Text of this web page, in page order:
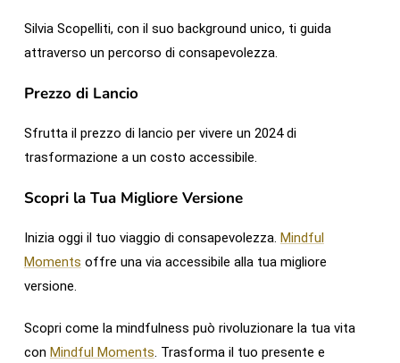
Silvia Scopelliti, con il suo background unico, ti guida
attraverso un percorso di consapevolezza.
Prezzo di Lancio
Sfrutta il prezzo di lancio per vivere un 2024 di
trasformazione a un costo accessibile.
Scopri la Tua Migliore Versione
Inizia oggi il tuo viaggio di consapevolezza. Mindful
Moments offre una via accessibile alla tua migliore
versione.
Scopri come la mindfulness può rivoluzionare la tua vita
con Mindful Moments. Trasforma il tuo presente e